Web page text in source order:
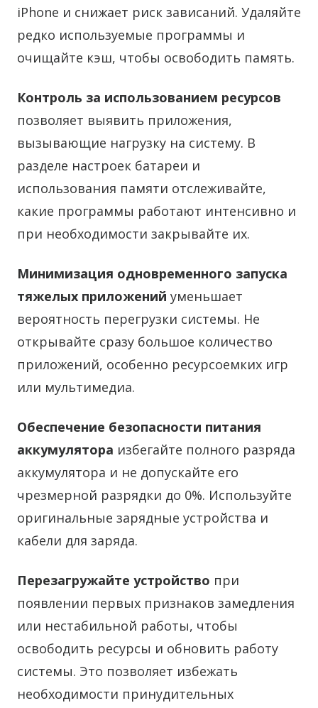
iPhone и снижает риск зависаний. Удаляйте
редко используемые программы и
очищайте кэш, чтобы освободить память.
Контроль за использованием ресурсов
позволяет выявить приложения,
вызывающие нагрузку на систему. В
разделе настроек батареи и
использования памяти отслеживайте,
какие программы работают интенсивно и
при необходимости закрывайте их.
Минимизация одновременного запуска
тяжелых приложений уменьшает
вероятность перегрузки системы. Не
открывайте сразу большое количество
приложений, особенно ресурсоемких игр
или мультимедиа.
Обеспечение безопасности питания
аккумулятора избегайте полного разряда
аккумулятора и не допускайте его
чрезмерной разрядки до 0%. Используйте
оригинальные зарядные устройства и
кабели для заряда.
Перезагружайте устройство при
появлении первых признаков замедления
или нестабильной работы, чтобы
освободить ресурсы и обновить работу
системы. Это позволяет избежать
необходимости принудительных